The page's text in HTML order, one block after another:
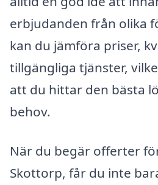
erbjudanden från olika
kan du jämföra priser,
tillgängliga tjänster,
att du hittar den bästa
behov.
När du begär offerter
Skottorp, får du inte